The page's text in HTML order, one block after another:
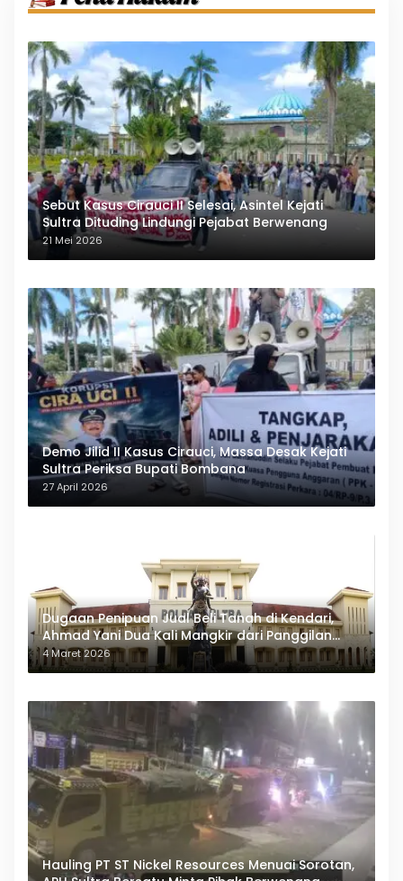
Sebut Kasus Cirauci II Selesai, Asintel Kejati
Sultra Dituding Lindungi Pejabat Berwenang
21 Mei 2026
Demo Jilid II Kasus Cirauci, Massa Desak Kejati
Sultra Periksa Bupati Bombana
27 April 2026
Dugaan Penipuan Jual Beli Tanah di Kendari,
Ahmad Yani Dua Kali Mangkir dari Panggilan
Polda Sultra
4 Maret 2026
Hauling PT ST Nickel Resources Menuai Sorotan,